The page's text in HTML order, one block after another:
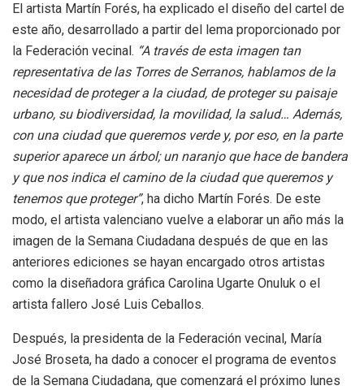
El artista Martín Forés, ha explicado el diseño del cartel de
este año, desarrollado a partir del lema proporcionado por
la Federación vecinal. “A través de esta imagen tan
representativa de las Torres de Serranos, hablamos de la
necesidad de proteger a la ciudad, de proteger su paisaje
urbano, su biodiversidad, la movilidad, la salud… Además,
con una ciudad que queremos verde y, por eso, en la parte
superior aparece un árbol; un naranjo que hace de bandera
y que nos indica el camino de la ciudad que queremos y
tenemos que proteger”, ha dicho Martín Forés. De este
modo, el artista valenciano vuelve a elaborar un año más la
imagen de la Semana Ciudadana después de que en las
anteriores ediciones se hayan encargado otros artistas
como la diseñadora gráfica Carolina Ugarte Onuluk o el
artista fallero José Luis Ceballos.
Después, la presidenta de la Federación vecinal, María
José Broseta, ha dado a conocer el programa de eventos
de la Semana Ciudadana, que comenzará el próximo lunes